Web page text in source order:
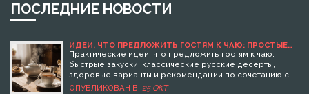
ПОСЛЕДНИЕ НОВОСТИ
ИДЕИ, ЧТО ПРЕДЛОЖИТЬ ГОСТЯМ К ЧАЮ: ПРОСТЫЕ
ЗАКУСКИ И СЛАДОСТИ
Практические идеи, что предложить гостям к чаю:
быстрые закуски, классические русские десерты,
здоровые варианты и рекомендации по сочетанию с
чаем.
ОПУБЛИКОВАН В: 25 ОКТ